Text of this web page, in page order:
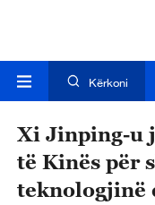
Kërkoni
Xi Jinping-u
të Kinës për
teknologjinë